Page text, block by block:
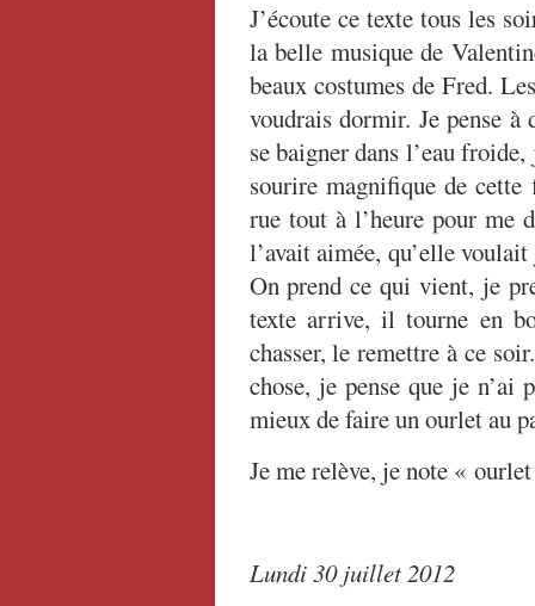
J’écoute ce texte tous les
la belle musique de
beaux costumes de Fred.
voudrais dormir. Je pense à
se baigner dans l’eau
sourire magnifique de
rue tout à l’heure pour me
l’avait aimée, qu’elle
On prend ce qui vient, je
texte arrive, il tourne en
chasser, le remettre à ce
chose, je pense que je
mieux de faire un ourlet au
Je me relève, je note «
Lundi 30 juillet 2012